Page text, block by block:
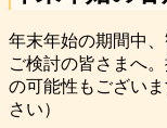
年末年始の期間中
ご検討の皆さまへ
の可能性もござい
さい）